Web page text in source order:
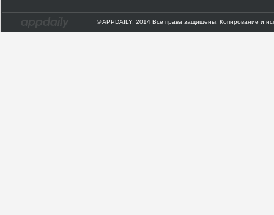
© APPDAILY, 2014 Все права защищены. Копирование и